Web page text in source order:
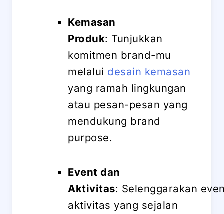
Kemasan
Produk: Tunjukkan
komitmen brand-mu
melalui desain kemasan
yang ramah lingkungan
atau pesan-pesan yang
mendukung brand
purpose.
Event dan
Aktivitas: Selenggarakan
aktivitas yang sejalan